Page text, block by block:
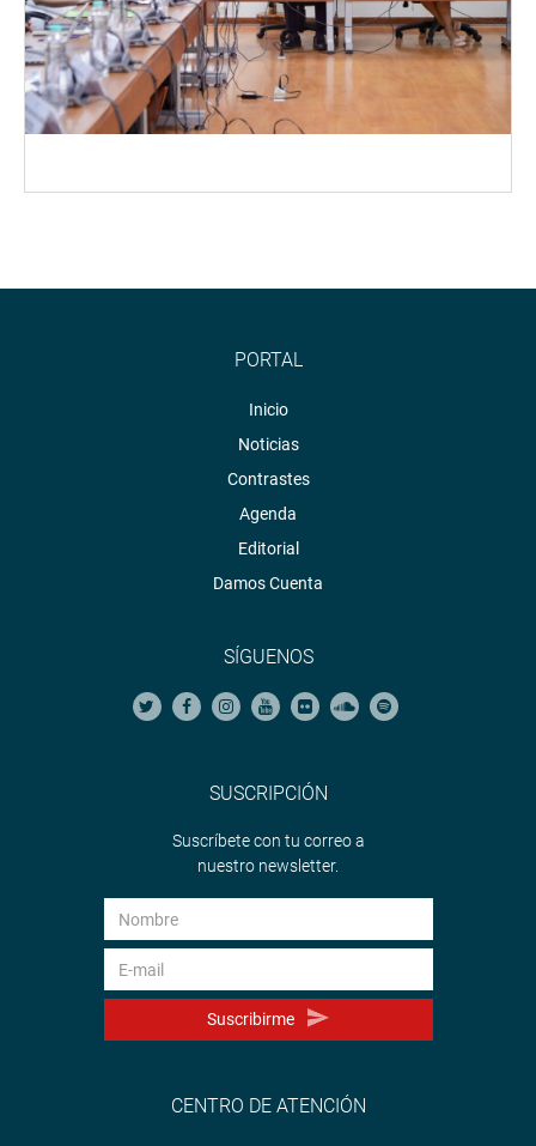
PORTAL
Inicio
Noticias
Contrastes
Agenda
Editorial
Damos Cuenta
SÍGUENOS
SUSCRIPCIÓN
Suscríbete con tu correo a
nuestro newsletter.
Suscribirme
CENTRO DE ATENCIÓN